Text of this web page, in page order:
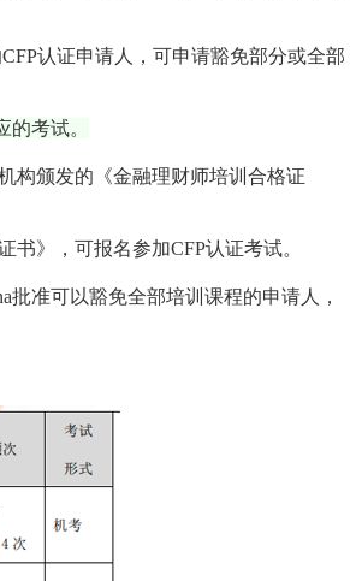
认证申请人，可申请豁免部分或全部
考试。
构颁发的《金融理财师培训合格证
》，可报名参加CFP认证考试。
批准可以豁免全部培训课程的申请人，